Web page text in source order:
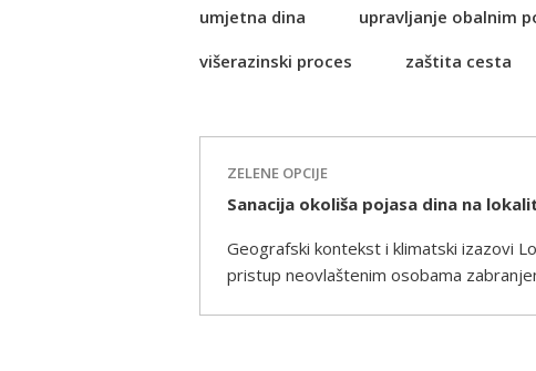
umjetna dina
upravljanje obalnim
višerazinski proces
zaštita cesta
ZELENE OPCIJE
Sanacija okoliša pojasa dina na
Geografski kontekst i klimatski izazovi
pristup neovlaštenim osobama